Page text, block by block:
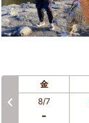
金
8/7
-